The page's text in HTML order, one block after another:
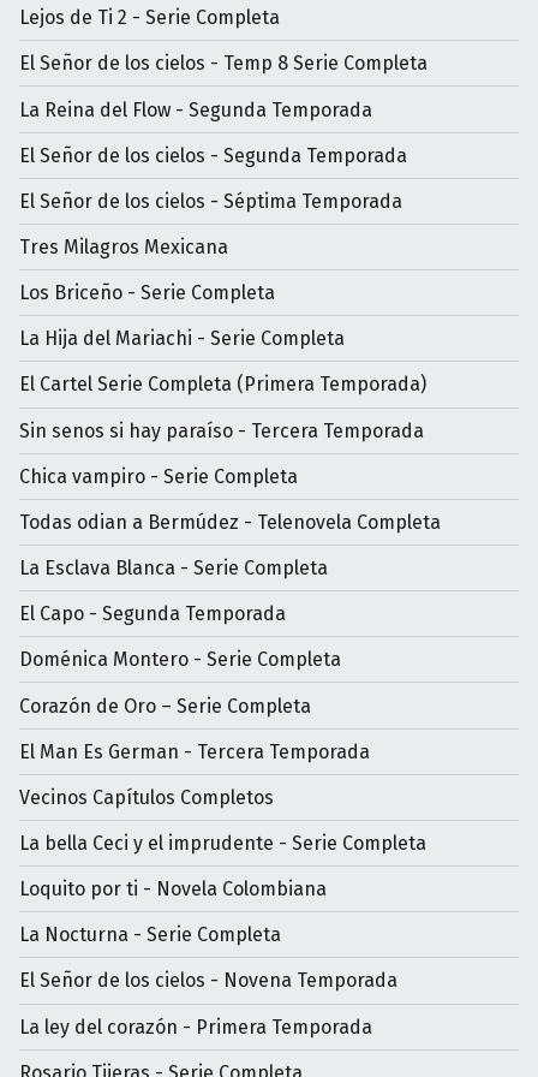
Lejos de Ti 2 - Serie Completa
El Señor de los cielos - Temp 8 Serie Completa
La Reina del Flow - Segunda Temporada
El Señor de los cielos - Segunda Temporada
El Señor de los cielos - Séptima Temporada
Tres Milagros Mexicana
Los Briceño - Serie Completa
La Hija del Mariachi - Serie Completa
El Cartel Serie Completa (Primera Temporada)
Sin senos si hay paraíso - Tercera Temporada
Chica vampiro - Serie Completa
Todas odian a Bermúdez - Telenovela Completa
La Esclava Blanca - Serie Completa
El Capo - Segunda Temporada
Doménica Montero - Serie Completa
Corazón de Oro – Serie Completa
El Man Es German - Tercera Temporada
Vecinos Capítulos Completos
La bella Ceci y el imprudente - Serie Completa
Loquito por ti - Novela Colombiana
La Nocturna - Serie Completa
El Señor de los cielos - Novena Temporada
La ley del corazón - Primera Temporada